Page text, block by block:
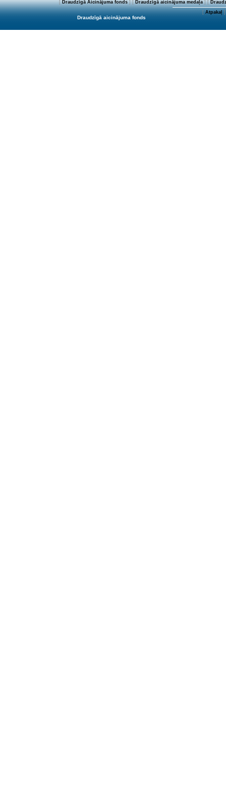
[Draudzīgā Aicinājuma fonds] [Draudzīgā aicinājuma medaļa] [
[Atpakaļ]
Draudzīgā aicinājuma fonds